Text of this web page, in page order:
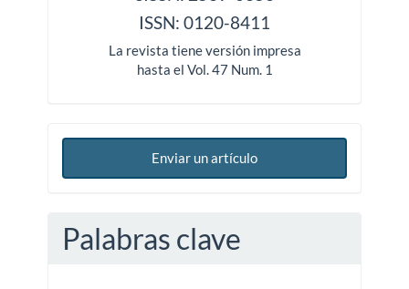
ISSN: 0120-8411
La revista tiene versión impresa
hasta el Vol. 47 Num. 1
Enviar un artículo
Palabras clave